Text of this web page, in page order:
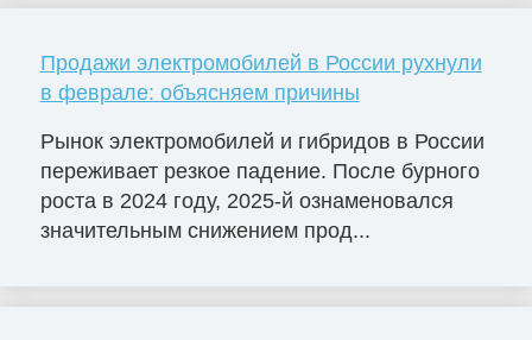
Продажи электромобилей в России рухнули
в феврале: объясняем причины
Рынок электромобилей и гибридов в России
переживает резкое падение. После бурного
роста в 2024 году, 2025-й ознаменовался
значительным снижением прод...